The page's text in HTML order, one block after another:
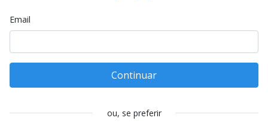
Email
Continuar
ou, se preferir